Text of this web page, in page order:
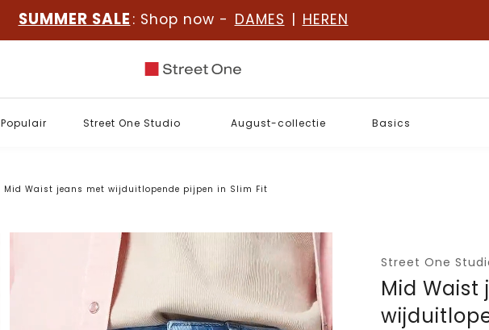
SUMMER SALE : Shop now - DAMES | HEREN
Populair Street One Studio August-collectie Basics
Mid Waist jeans met wijduitlopende pijpen in Slim Fit
Street One
Mid